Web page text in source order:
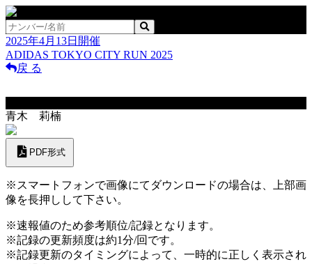
2025年4月13日開催
ADIDAS TOKYO CITY RUN 2025
戻 る
青木 莉楠
PDF形式
※スマートフォンで画像にてダウンロードの場合は、上部画
像を長押しして下さい。
※速報値のため参考順位/記録となります。
※記録の更新頻度は約1分/回です。
※記録更新のタイミングによって、一時的に正しく表示され